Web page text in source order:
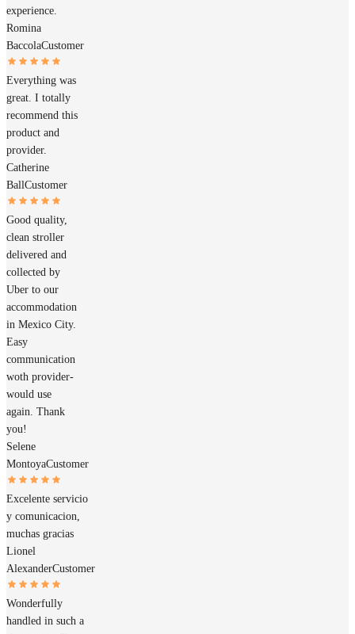
experience.
Romina
BaccolaCustomer
Everything was
great. I totally
recommend this
product and
provider.
Catherine
BallCustomer
Good quality,
clean stroller
delivered and
collected by
Uber to our
accommodation
in Mexico City.
Easy
communication
woth provider-
would use
again. Thank
you!
Selene
MontoyaCustomer
Excelente servicio
y comunicacion,
muchas gracias
Lionel
AlexanderCustomer
Wonderfully
handled in such a